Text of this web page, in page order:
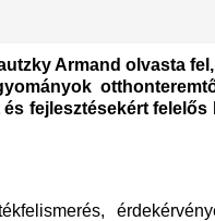
Armand olvasta
fejlesztésekért felelős